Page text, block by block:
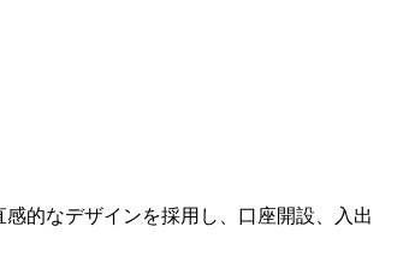
的なデザインを採用し、口座開設、入出